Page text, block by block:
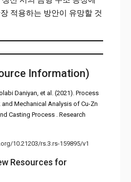
적용하는 방안이 유망할 것
Information)
Daniyan, et al. (2021). Process
Mechanical Analysis of Cu-Zn
Casting Process . Research
10.21203/rs.3.rs-159895/v1
Resources for